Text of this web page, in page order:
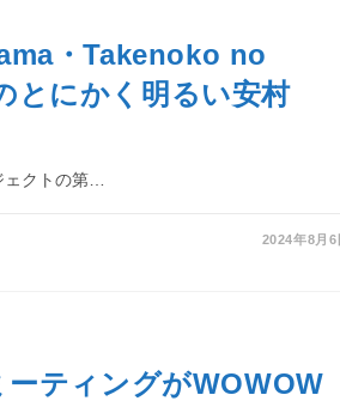
・Takenoko no
とにかく明るい安村
クトの第…
2024年8月6
ティングがWOWOW